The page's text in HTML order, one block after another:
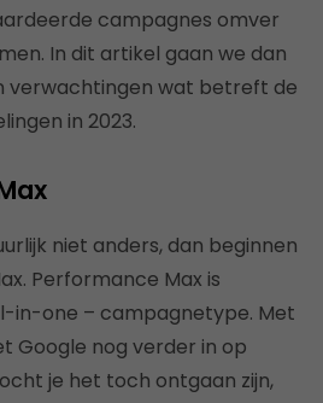
campagnes omver
In dit artikel gaan we dan
verwachtingen wat betreft de
in 2023.
niet anders, dan beginnen
Performance Max is
in-one – campagnetype. Met
Google nog verder in op
je het toch ontgaan zijn,